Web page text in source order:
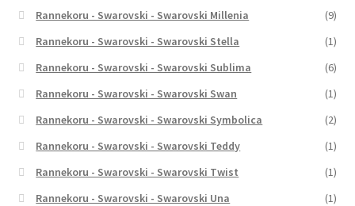
Rannekoru - Swarovski - Swarovski Millenia
(9)
Rannekoru - Swarovski - Swarovski Stella
(1)
Rannekoru - Swarovski - Swarovski Sublima
(6)
Rannekoru - Swarovski - Swarovski Swan
(1)
Rannekoru - Swarovski - Swarovski Symbolica
(2)
Rannekoru - Swarovski - Swarovski Teddy
(1)
Rannekoru - Swarovski - Swarovski Twist
(1)
Rannekoru - Swarovski - Swarovski Una
(1)